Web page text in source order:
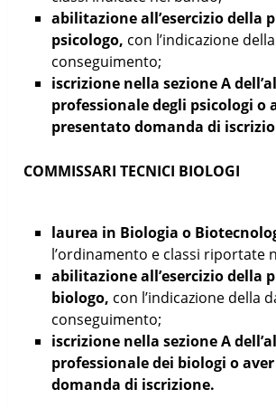
abilitazione all’esercizio della
psicologo, con l’indicazione
conseguimento;
iscrizione nella sezione A
professionale degli psicologi o
presentato domanda di
COMMISSARI TECNICI BIOLOGI
laurea in Biologia o
l’ordinamento e classi riportate
abilitazione all’esercizio della
biologo, con l’indicazione della
conseguimento;
iscrizione nella sezione A
professionale dei biologi o
domanda di iscrizione.